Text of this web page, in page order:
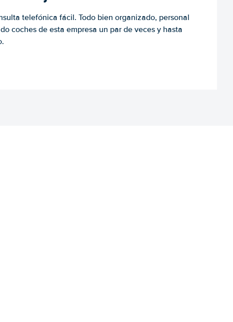
telefónica fácil. Todo bien organizado, personal
coches de esta empresa un par de veces y hasta